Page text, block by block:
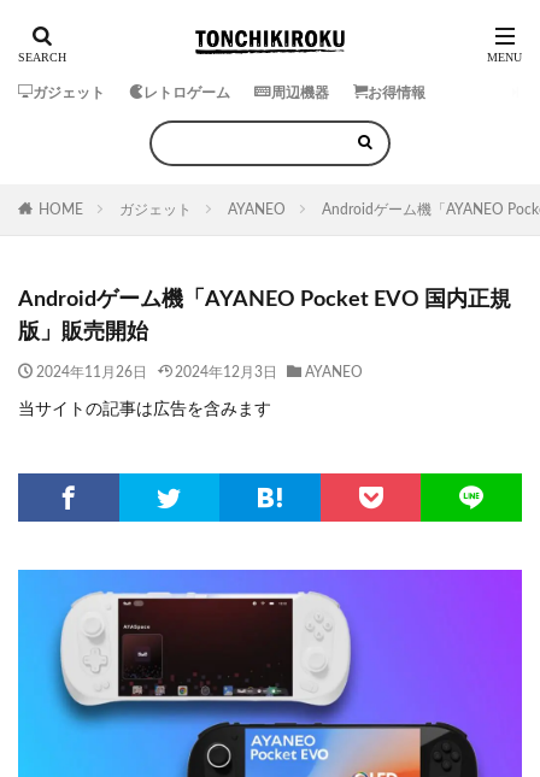
ガジェット レトロゲーム 周辺機器 お得情報
HOME ガジェット AYANEO Androidゲーム機「AYANEO
Androidゲーム機「AYANEO Pocket EVO 国内正規
版」販売開始
2024年11月26日 2024年12月3日 AYANEO
当サイトの記事は広告を含みます